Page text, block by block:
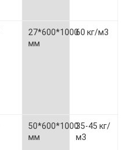
27*600*1000
мм
60 кг/м3
50*600*1000
мм
35-45 кг/
м3